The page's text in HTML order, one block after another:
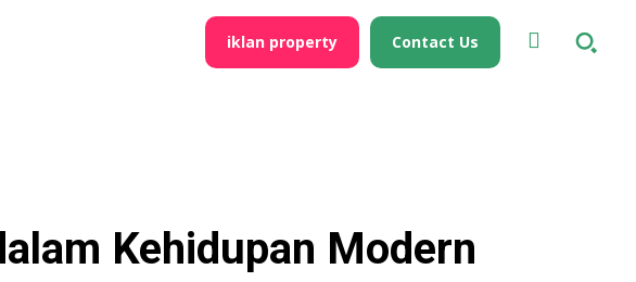
iklan property Contact Us
Kehidupan Modern